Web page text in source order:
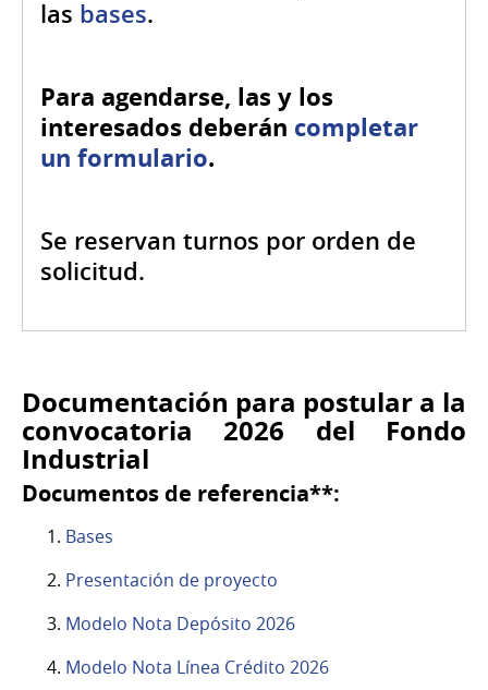
las bases.
Para agendarse, las y los
interesados deberán completar
un formulario.
Se reservan turnos por orden de
solicitud.
Documentación para postular a la
convocatoria 2026 del Fondo
Industrial
Documentos de referencia**:
Bases
Presentación de proyecto
Modelo Nota Depósito 2026
Modelo Nota Línea Crédito 2026